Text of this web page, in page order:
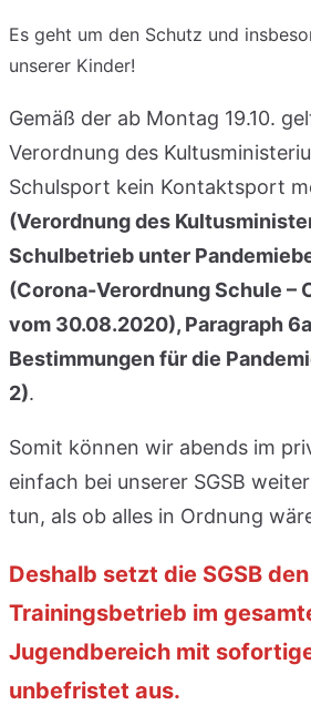
Es geht um den Schutz und
unserer Kinder!
Gemäß der ab Montag 19.10.
Verordnung des
Schulsport kein Kontaktsport
(Verordnung des
Schulbetrieb unter
(Corona-Verordnung Schule –
vom 30.08.2020), Paragraph
Bestimmungen für die
2).
Somit können wir abends im
einfach bei unserer SGSB
tun, als ob alles in Ordnung
Deshalb setzt die SGSB den
Trainingsbetrieb im
Jugendbereich mit
unbefristet aus.